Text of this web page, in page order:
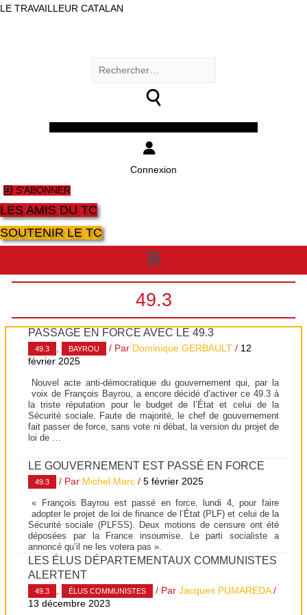
LE TRAVAILLEUR CATALAN
Rechercher :
Connexion
S'ABONNER
LES AMIS DU TC
SOUTENIR LE TC
Menu
49.3
PASSAGE EN FORCE AVEC LE 49.3
49.3 , BAYROU / Par Dominique GERBAULT / 12
février 2025
Nouvel acte anti-démocratique du gouvernement qui, par la
voix de François Bayrou, a encore décidé d’activer ce 49.3 à
la triste réputation pour le budget de l’État et celui de la
Sécurité sociale. Faute de majorité, le chef de gouvernement
fait passer de force, sans vote ni débat, la version du projet de
loi de …
LE GOUVERNEMENT EST PASSÉ EN FORCE
49.3 / Par Michel Marc /5 février 2025
« François Bayrou est passé en force, lundi 4, pour faire
adopter le projet de loi de finance de l’État (PLF) et celui de la
Sécurité sociale (PLFSS). Deux motions de censure ont été
déposées par la France insoumise. Le parti socialiste a
annoncé qu’il ne les votera pas ».
LES ÉLUS DÉPARTEMENTAUX COMMUNISTES
ALERTENT
49.3 ÉLUS COMMUNISTES / ParJacques PUMAREDA /
13 décembre 2023